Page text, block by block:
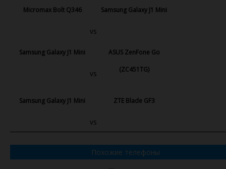
Micromax Bolt Q346
vs
Samsung Galaxy J1 Mini
Samsung Galaxy J1 Mini
vs
ASUS ZenFone Go
(ZC451TG)
Samsung Galaxy J1 Mini
vs
ZTE Blade GF3
Похожие телефоны